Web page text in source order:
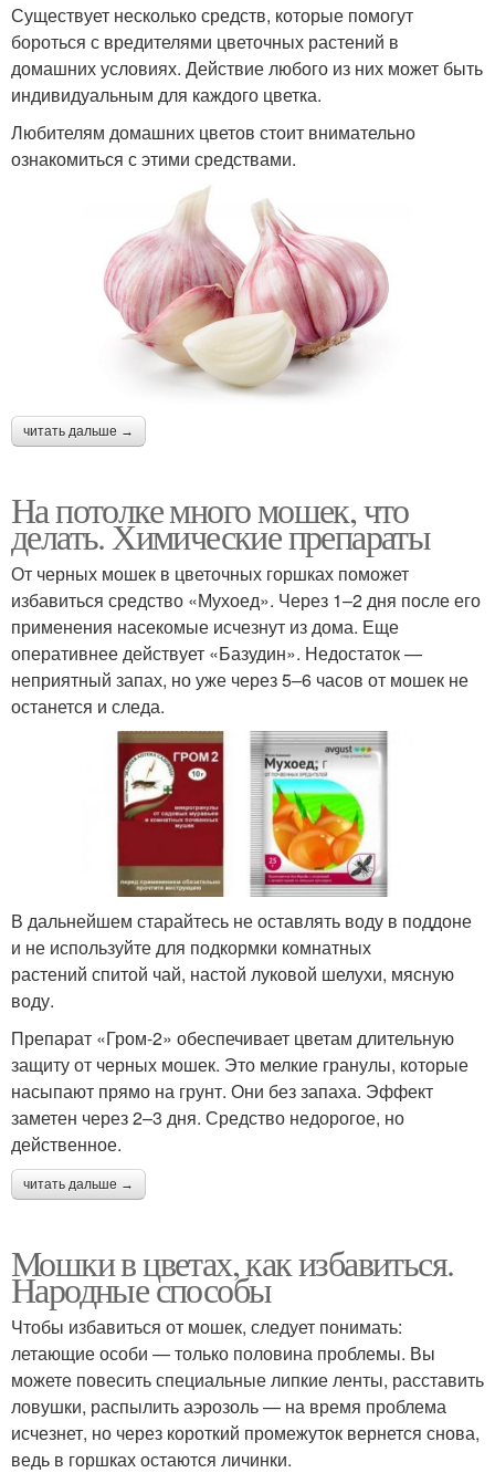
Существует несколько средств, которые помогут
бороться с вредителями цветочных растений в
домашних условиях. Действие любого из них может быть
индивидуальным для каждого цветка.
Любителям домашних цветов стоит внимательно
ознакомиться с этими средствами.
читать дальше →
На потолке много мошек, что
делать. Химические препараты
От черных мошек в цветочных горшках поможет
избавиться средство «Мухоед». Через 1–2 дня после его
применения насекомые исчезнут из дома. Еще
оперативнее действует «Базудин». Недостаток —
неприятный запах, но уже через 5–6 часов от мошек не
останется и следа.
В дальнейшем старайтесь не оставлять воду в поддоне
и не используйте для подкормки комнатных
растений спитой чай, настой луковой шелухи, мясную
воду.
Препарат «Гром-2» обеспечивает цветам длительную
защиту от черных мошек. Это мелкие гранулы, которые
насыпают прямо на грунт. Они без запаха. Эффект
заметен через 2–3 дня. Средство недорогое, но
действенное.
читать дальше →
Мошки в цветах, как избавиться.
Народные способы
Чтобы избавиться от мошек, следует понимать:
летающие особи — только половина проблемы. Вы
можете повесить специальные липкие ленты, расставить
ловушки, распылить аэрозоль — на время проблема
исчезнет, но через короткий промежуток вернется снова,
ведь в горшках остаются личинки.